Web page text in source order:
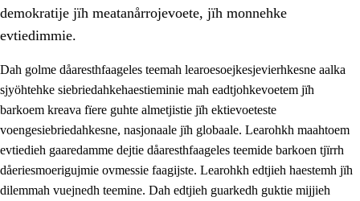
2. Lïeremen, evtiedimmien jïh skearkagimmien prinsihph
2.2 Maahtoe faagine
2.4 Lïeredh lïeredh
demokratije jïh meatanårrojevoete, jïh monnehke
evtiedimmie.
Dah golme dåaresthfaageles teemah learoesoejkesjevierhkesne aalka
sjyöhtehke siebriedahkehaestieminie mah eadtjohkevoetem jïh
barkoem kreava fïere guhte almetjistie jïh ektievoeteste
voengesiebriedahkesne, nasjonaale jïh globaale. Learohkh maahtoem
evtiedieh gaaredamme dejtie dåaresthfaageles teemide barkoen tjïrrh
dåeriesmoerigujmie ovmessie faagijste. Learohkh edtjieh haestemh jïh
dilemmah vuejnedh teemine. Dah edtjieh guarkedh guktie mijjieh